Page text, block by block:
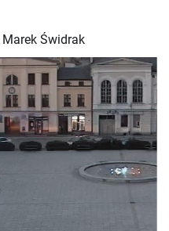
Marek Świdrak